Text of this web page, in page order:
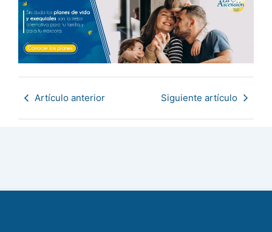
Artículo anterior Siguiente artículo